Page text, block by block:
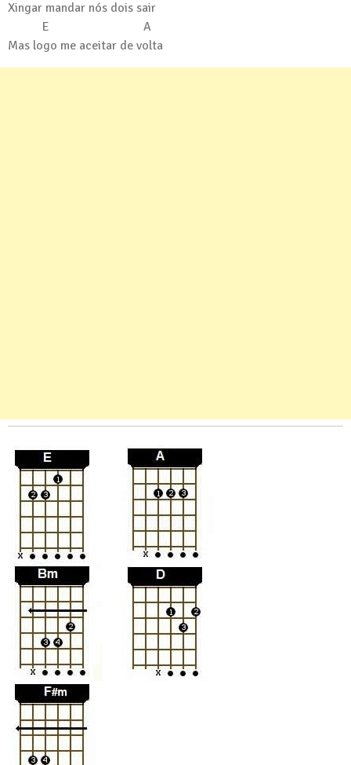
Xingar mandar nós dois sair
E A
Mas logo me aceitar de volta